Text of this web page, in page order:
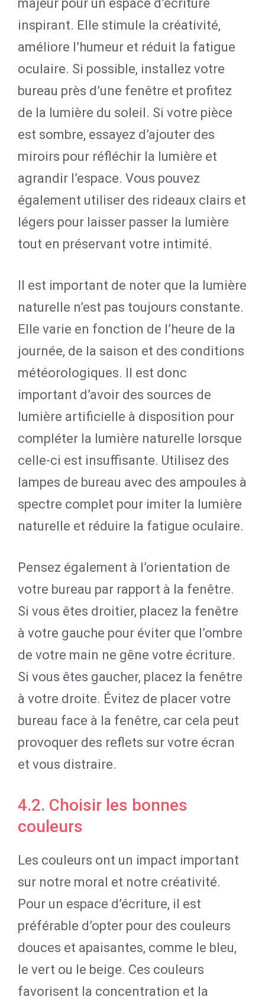
majeur pour un espace d’écriture
inspirant. Elle stimule la créativité,
améliore l’humeur et réduit la fatigue
oculaire. Si possible, installez votre
bureau près d’une fenêtre et profitez
de la lumière du soleil. Si votre pièce
est sombre, essayez d’ajouter des
miroirs pour réfléchir la lumière et
agrandir l’espace. Vous pouvez
également utiliser des rideaux clairs et
légers pour laisser passer la lumière
tout en préservant votre intimité.
Il est important de noter que la lumière
naturelle n’est pas toujours constante.
Elle varie en fonction de l’heure de la
journée, de la saison et des conditions
météorologiques. Il est donc
important d’avoir des sources de
lumière artificielle à disposition pour
compléter la lumière naturelle lorsque
celle-ci est insuffisante. Utilisez des
lampes de bureau avec des ampoules à
spectre complet pour imiter la lumière
naturelle et réduire la fatigue oculaire.
Pensez également à l’orientation de
votre bureau par rapport à la fenêtre.
Si vous êtes droitier, placez la fenêtre
à votre gauche pour éviter que l’ombre
de votre main ne gêne votre écriture.
Si vous êtes gaucher, placez la fenêtre
à votre droite. Évitez de placer votre
bureau face à la fenêtre, car cela peut
provoquer des reflets sur votre écran
et vous distraire.
4.2. Choisir les bonnes
couleurs
Les couleurs ont un impact important
sur notre moral et notre créativité.
Pour un espace d’écriture, il est
préférable d’opter pour des couleurs
douces et apaisantes, comme le bleu,
le vert ou le beige. Ces couleurs
favorisent la concentration et la